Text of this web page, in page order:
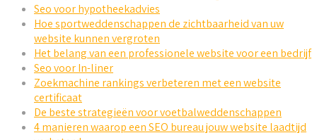
Seo voor hypotheekadvies
Hoe sportweddenschappen de zichtbaarheid van uw
website kunnen vergroten
Het belang van een professionele website voor een bedrijf
Seo voor In-liner
Zoekmachine rankings verbeteren met een website
certificaat
De beste strategieën voor voetbalweddenschappen
4 manieren waarop een SEO bureau jouw website laadtijd